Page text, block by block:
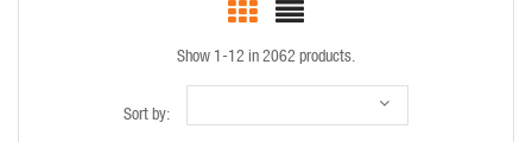
Show 1-12 in 2062 products.
Sort by: